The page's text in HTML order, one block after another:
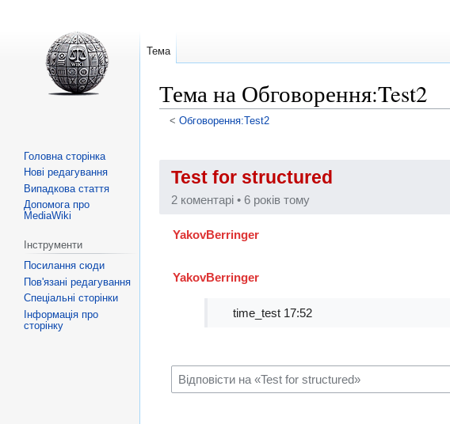
Тема на Обговорення:Test2
< Обговорення:Test2
до
навігації
до
пошуку
Test for structured
2 коментарі •6 років тому
YakovBerringer
YakovBerringer
time_test 17:52
Тема
Головна сторінка
Нові редагування
Випадкова стаття
Допомога про
MediaWiki
Інструменти
Посилання сюди
Пов'язані редагування
Спеціальні сторінки
Інформація про
сторінку